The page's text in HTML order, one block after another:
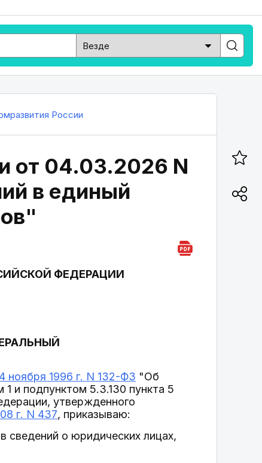
России
от 04.03.2026 N
в единый
ФЕДЕРАЦИИ
ноября 1996 г. N 132-ФЗ "Об
и подпунктом 5.3.130 пункта 5
утвержденного
г. N 437, приказываю:
сведений о юридических лицах,